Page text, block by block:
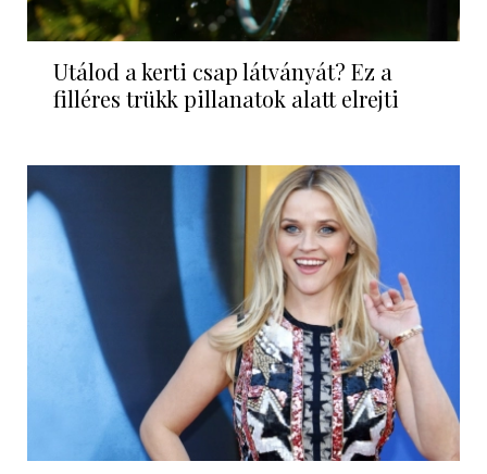
Utálod a kerti csap látványát? Ez a
filléres trükk pillanatok alatt elrejti